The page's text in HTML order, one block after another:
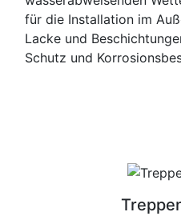
für die Installation im
Lacke und
Schutz und